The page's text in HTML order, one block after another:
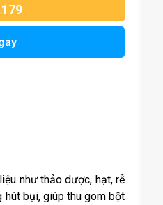
như thảo dược, hạt, rễ
hút bụi, giúp thu gom bột